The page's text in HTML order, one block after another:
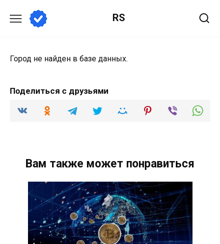
содержанию
RS
Город не найден в базе данных.
Поделиться с друзьями
Вам также может понравиться